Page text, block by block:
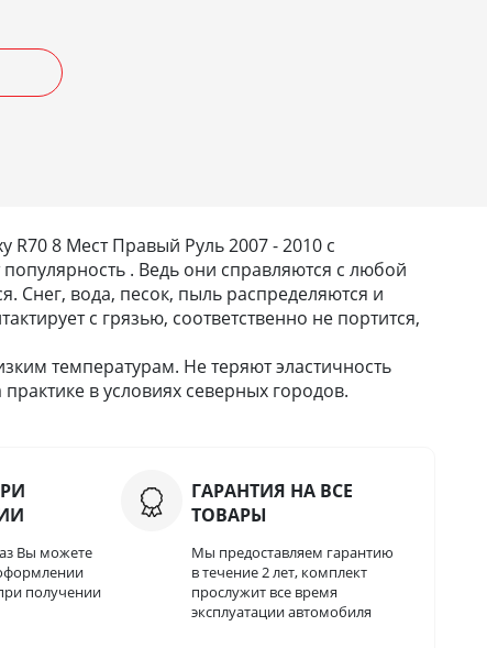
8 Мест Правый Руль 2007 - 2010 с
. Ведь они справляются с любой
Снег, вода, песок, пыль распределяются и
с грязью, соответственно не портится,
температурам. Не теряют эластичность
в условиях северных городов.
Вы можете
получении
ГАРАНТИЯ НА ВСЕ
ТОВАРЫ
Мы предоставляем гарантию
в течение 2 лет, комплект
прослужит все время
эксплуатации автомобиля